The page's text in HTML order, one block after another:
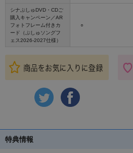
シナぷしゅDVD・CDご
購入キャンペーン／AR
フォトフレーム付きカ
ード（ぷしゅソングフ
ェス2026-2027仕様）
○
特典情報